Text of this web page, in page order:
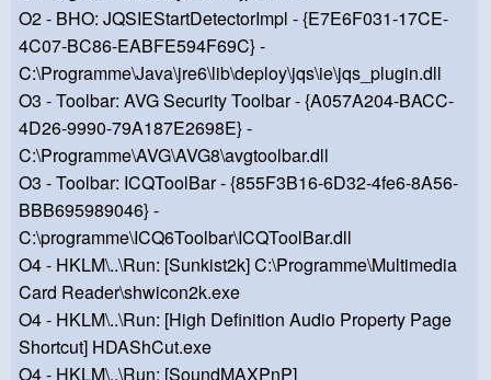
O2 - BHO: JQSIEStartDetectorImpl - {E7E6F031-17CE-
4C07-BC86-EABFE594F69C} -
C:\Programme\Java\jre6\lib\deploy\jqs\ie\jqs_plugin.dll
O3 - Toolbar: AVG Security Toolbar - {A057A204-BACC-
4D26-9990-79A187E2698E} -
C:\Programme\AVG\AVG8\avgtoolbar.dll
O3 - Toolbar: ICQToolBar - {855F3B16-6D32-4fe6-8A56-
BBB695989046} -
C:\programme\ICQ6Toolbar\ICQToolBar.dll
O4 - HKLM\..\Run: [Sunkist2k] C:\Programme\Multimedia
Card Reader\shwicon2k.exe
O4 - HKLM\..\Run: [High Definition Audio Property Page
Shortcut] HDAShCut.exe
O4 - HKLM\..\Run: [SoundMAXPnP]